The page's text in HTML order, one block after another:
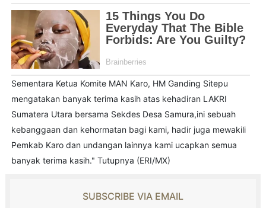
Sementara Ketua Komite MAN Karo, HM Ganding Sitepu
mengatakan banyak terima kasih atas kehadiran LAKRI
Sumatera Utara bersama Sekdes Desa Samura,ini sebuah
kebanggaan dan kehormatan bagi kami, hadir juga mewakili
Pemkab Karo dan undangan lainnya kami ucapkan semua
banyak terima kasih." Tutupnya (ERI/MX)
SUBSCRIBE VIA EMAIL